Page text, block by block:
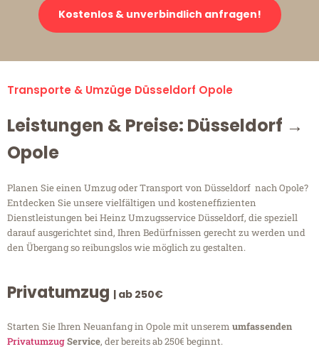
Kostenlos & unverbindlich anfragen!
Transporte & Umzüge Düsseldorf Opole
Leistungen & Preise: Düsseldorf →
Opole
Planen Sie einen Umzug oder Transport von Düsseldorf nach Opole?
Entdecken Sie unsere vielfältigen und kosteneffizienten
Dienstleistungen bei Heinz Umzugsservice Düsseldorf, die speziell
darauf ausgerichtet sind, Ihren Bedürfnissen gerecht zu werden und
den Übergang so reibungslos wie möglich zu gestalten.
Privatumzug | ab 250€
Starten Sie Ihren Neuanfang in Opole mit unserem umfassenden
PrivatumzugService, der bereits ab 250€ beginnt.